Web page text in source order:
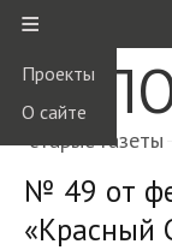
≡
Проекты
О сайте
старые газеты
№ 49 от
«Красный